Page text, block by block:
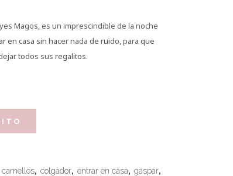
Magos, es un imprescindible de la noche
en casa sin hacer nada de ruido, para que
todos sus regalitos.
camellos, colgador, entrar en casa, gaspar,